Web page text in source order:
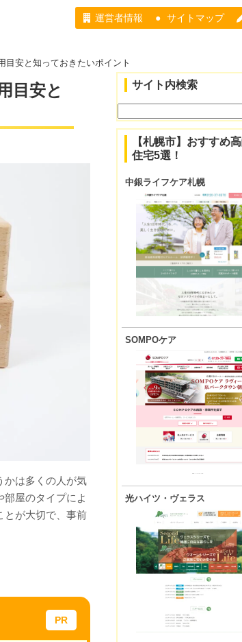
運営者情報 サイトマップ
高齢者向け住宅関連コラム 【その他】札幌市の高
安と知っておきたいポイント
目安と
かは多くの人が気
屋のタイプによ
とが大切で、事前
サイト内検索
【札幌市】おすすめ
住宅5選！
中銀ライフケア札幌
SOMPOケア
光ハイツ・ヴェラス